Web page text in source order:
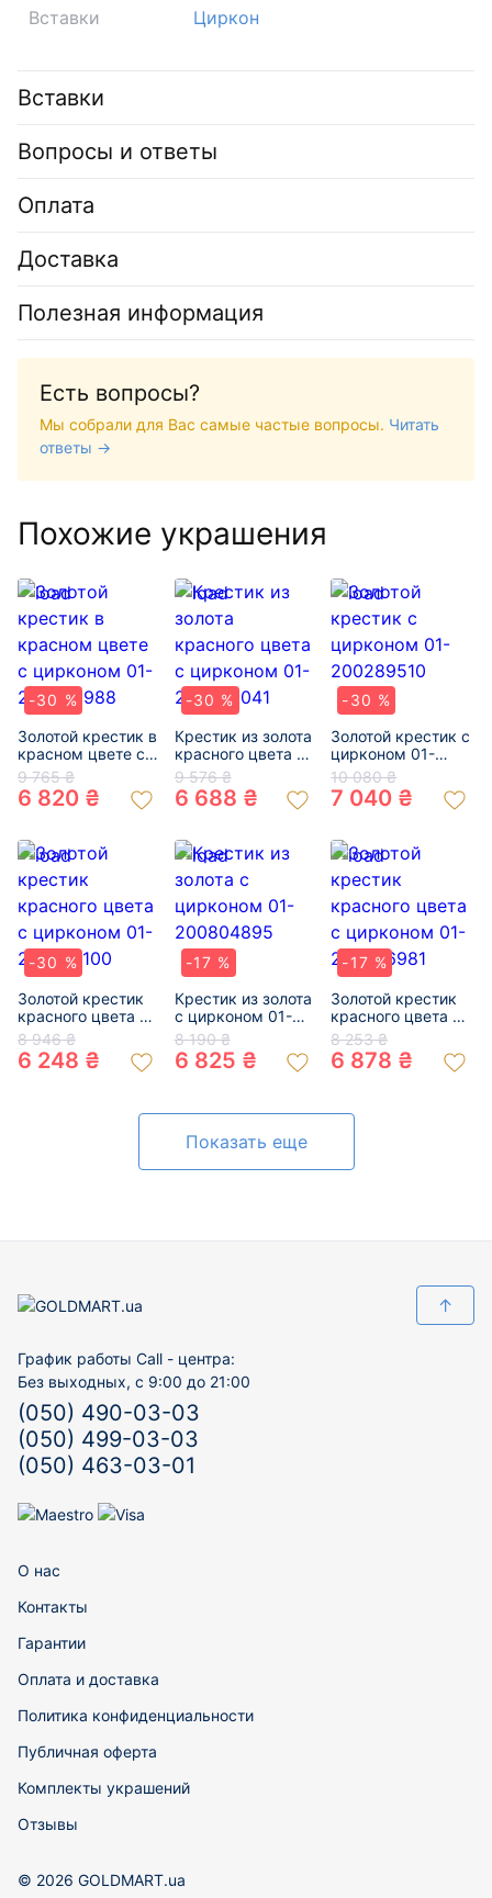
Вставки
Циркон
Вставки
Вопросы и ответы
Оплата
Доставка
Полезная информация
Есть вопросы?
Мы собрали для Вас самые частые вопросы. Читать
ответы →
Похожие украшения
-30 %
Золотой крестик в
красном цвете с
цирконом 01-
200269988
9 765 ₴
6 820 ₴
-30 %
Крестик из золота
красного цвета с
цирконом 01-
200346041
9 576 ₴
6 688 ₴
-30 %
Золотой крестик с
цирконом 01-
200289510
10 080 ₴
7 040 ₴
-30 %
Золотой крестик
красного цвета с
цирконом 01-
200297100
8 946 ₴
6 248 ₴
-17 %
Крестик из золота
с цирконом 01-
200804895
8 190 ₴
6 825 ₴
-17 %
Золотой крестик
красного цвета с
цирконом 01-
200856981
8 253 ₴
6 878 ₴
Показать еще
↑
График работы Call - центра:
Без выходных, с 9:00 до 21:00
(050) 490-03-03
(050) 499-03-03
(050) 463-03-01
О нас
Контакты
Гарантии
Оплата и доставка
Политика конфиденциальности
Публичная оферта
Комплекты украшений
Отзывы
© 2026 GOLDMART.ua